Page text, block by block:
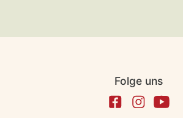
Folge uns